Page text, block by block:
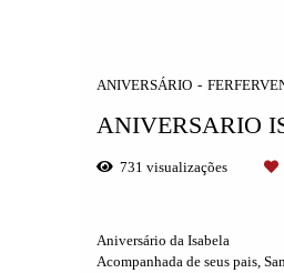
ANIVERSÁRIO
ANIVERSARIO
731 visualizações
Aniversário da Isabela
Acompanhada de seus pais,